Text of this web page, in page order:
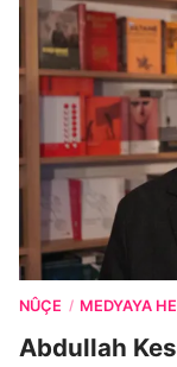
NÛÇE / MEDYAYA
Abdullah